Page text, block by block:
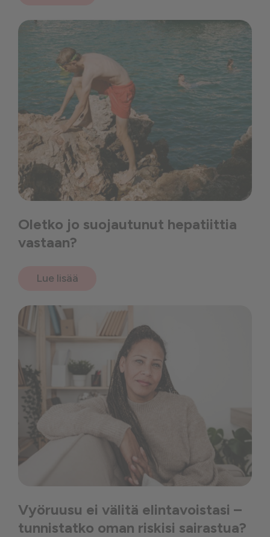
Oletko jo suojautunut hepatiittia
vastaan?
Lue lisää
Vyöruusu ei välitä elintavoistasi –
tunnistatko oman riskisi sairastua?